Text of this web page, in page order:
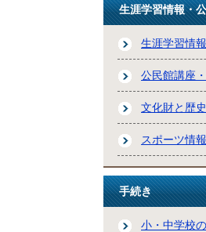
生涯学習情報・
生涯学習情報
公民館講座
文化財と歴史
スポーツ情報
手続き
小・中学校